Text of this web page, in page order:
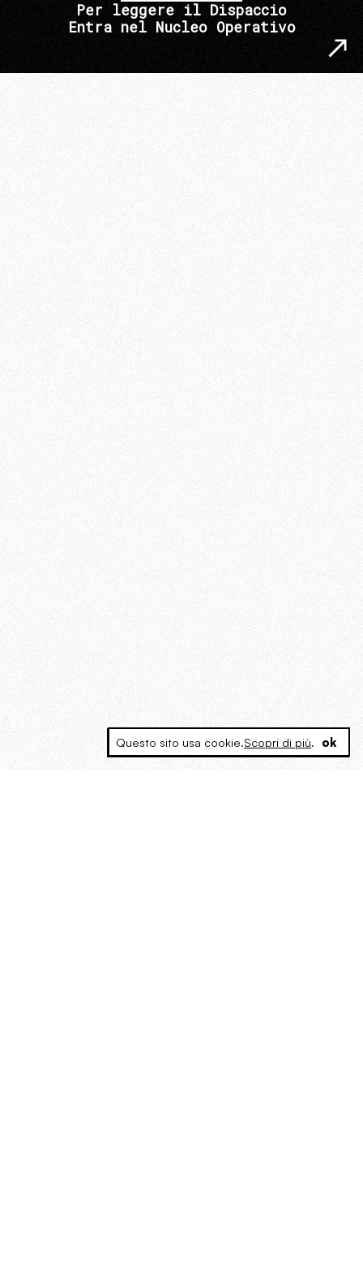
Per leggere il Dispaccio
Entra nel Nucleo Operativo
Questo sito usa cookie.Scopri di più. ok